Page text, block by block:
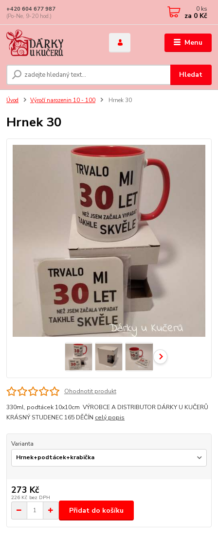
Menu
Hledat
+420 604 677 987
(Po-Ne, 9-20 hod.)
0 ks
za 0 Kč
Úvod Výročí narozenin 10 - 100 Hrnek 30
Hrnek 30
Ohodnotit produkt
330ml, podtácek 10x10cm VÝROBCE A DISTRIBUTOR DÁRKY U KUČERŮ
KRÁSNÝ STUDENEC 165 DĚČÍN celý popis
Varianta
273 Kč
226 Kč bez DPH
Přidat do košíku